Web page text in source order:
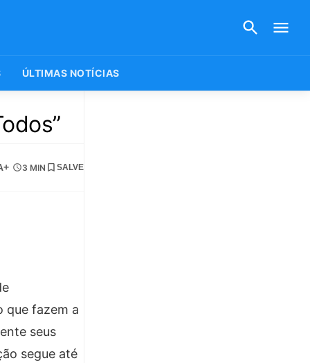
ÚLTIMAS NOTÍCIAS
3 MIN SALVE
que fazem a
seus
segue até